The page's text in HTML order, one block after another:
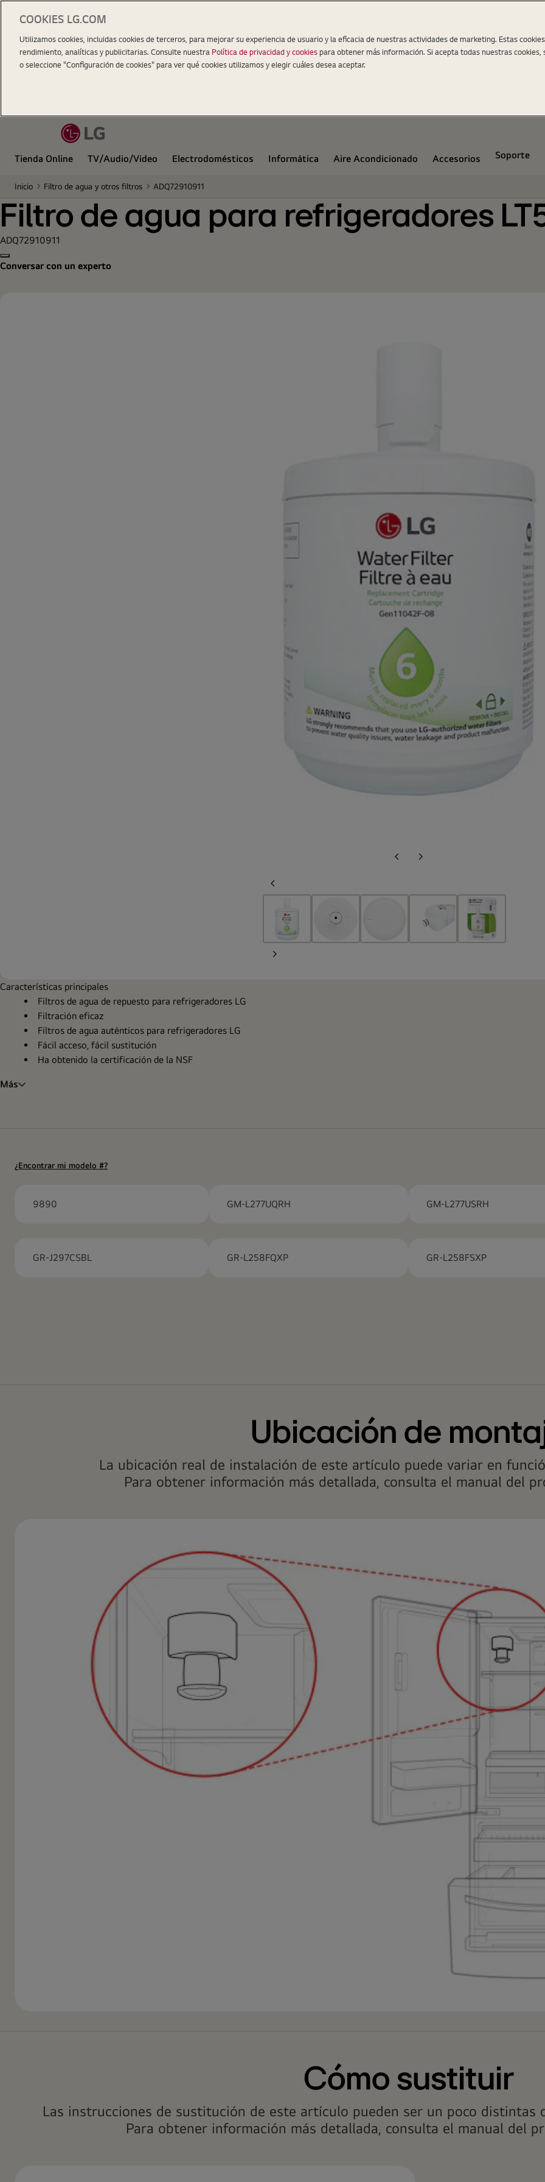
Tienda Online TV/Audio/Video Electrodomésticos Informática Aire Acondicionado Accesorios Soporte
Inicio Filtro de agua y otros filtros ADQ72910911
Filtro de agua para refrigeradores LT500P (6 meses)
Filtro de agua para refrigeradores
ADQ72910911
Copy model name
Conversar con un experto
Diapositiva
Siguiente
Diapositiva
Siguiente
Características principales
Filtros de agua de repuesto para refrigeradores LG
Filtración eficaz
Filtros de agua auténticos para refrigeradores LG
Fácil acceso, fácil sustitución
Ha obtenido la certificación de la NSF
Más
¿Encontrar mi modelo #?
9890 GM-L277UQRH GM-L277USRH
GR-J297CSBL GR-L258FQXP GR-L258FSXP
Ubicación de
La ubicación real de instalación de este artículo puede variar en
Para obtener información más detallada, consulta el manual del
Cómo sustituir
Las instrucciones de sustitución de este artículo pueden ser un poco distintas
Para obtener información más detallada, consulta el manual del
COOKIES LG.COM
Utilizamos cookies, incluidas cookies de terceros, para mejorar su experiencia de usuario y la eficacia de nuestras actividades de marketing. Estas
rendimiento, analíticas y publicitarias. Consulte nuestra Política de privacidad y cookiespara obtener más información. Si acepta todas nuestras
o seleccione "Configuración de cookies" para ver qué cookies utilizamos y elegir cuáles desea aceptar.